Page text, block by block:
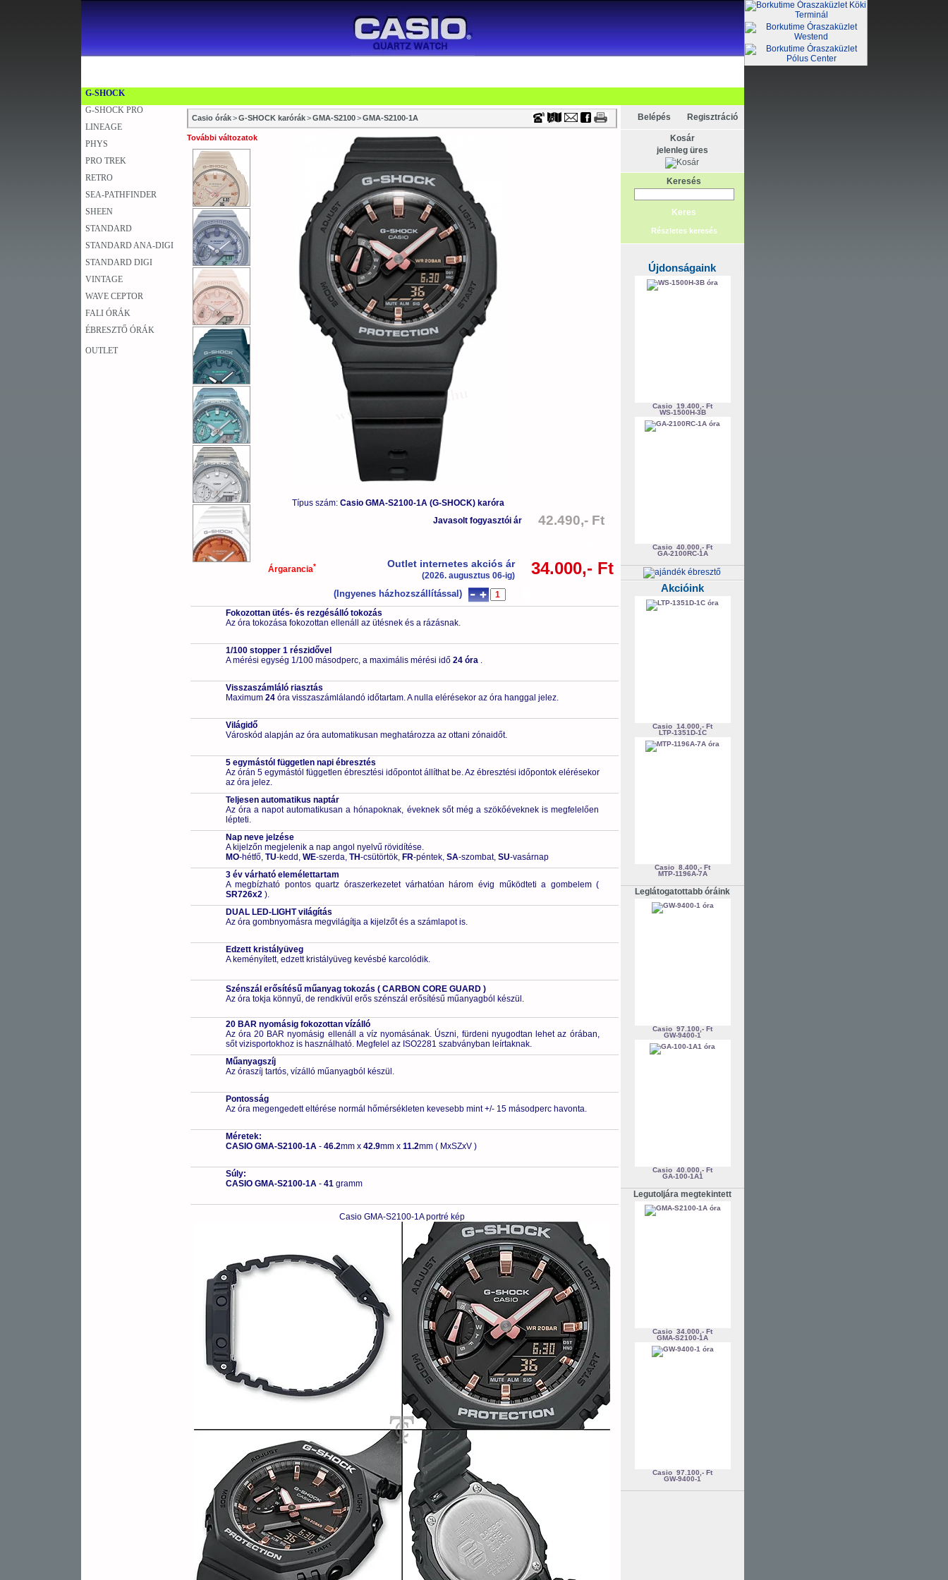
Timecenter
EDIFICE
G-SHOCK
G-SHOCK PRO
LINEAGE
PHYS
PRO TREK
RETRO
SEA-PATHFINDER
SHEEN
STANDARD
STANDARD ANA-DIGI
STANDARD DIGI
VINTAGE
WAVE CEPTOR
FALI ÓRÁK
ÉBRESZTŐ ÓRÁK
OUTLET
Casio órák > G-SHOCK karórák > GMA-S2100 > GMA-S2100-1A
További változatok
Típus szám: Casio GMA-S2100-1A (G-SHOCK) karóra
Javasolt fogyasztói ár
42.490,- Ft
Árgarancia* Outlet internetes akciós ár
(2026. augusztus 06-ig) 34.000,- Ft
(Ingyenes házhozszállítással)
Fokozottan ütés- és rezgésálló tokozás
Az óra tokozása fokozottan ellenáll az ütésnek és a rázásnak.
1/100 stopper 1 részidővel
A mérési egység 1/100 másodperc, a maximális mérési idő 24 óra .
Visszaszámláló riasztás
Maximum 24óra visszaszámlálandó időtartam. A nulla elérésekor az óra hanggal jelez.
Világidő
Városkód alapján az óra automatikusan meghatározza az ottani zónaidőt.
5 egymástól független napi ébresztés
Az órán 5 egymástól független ébresztési időpontot állíthat be. Az ébresztési időpontok elérésekor
az óra jelez.
Teljesen automatikus naptár
Az óra a napot automatikusan a hónapoknak, éveknek sőt még a szökőéveknek is megfelelően
lépteti.
Nap neve jelzése
A kijelzőn megjelenik a nap angol nyelvű rövidítése.
MO-hétfő, TU-kedd, WE-szerda, TH-csütörtök, FR-péntek, SA-szombat, SU-vasárnap
3 év várható elemélettartam
A megbízható pontos quartz óraszerkezetet várhatóan három évig működteti a gombelem (
SR726x2).
DUAL LED-LIGHT világítás
Az óra gombnyomásra megvilágítja a kijelzőt és a számlapot is.
Edzett kristályüveg
A keményített, edzett kristályüveg kevésbé karcolódik.
Szénszál erősítésű műanyag tokozás ( CARBON CORE GUARD )
Az óra tokja könnyű, de rendkívül erős szénszál erősítésű műanyagból készül.
20 BAR nyomásig fokozottan vízálló
Az óra 20 BAR nyomásig ellenáll a víz nyomásának. Úszni, fürdeni nyugodtan lehet az órában,
sőt vizisportokhoz is használható. Megfelel az ISO2281 szabványban leírtaknak.
Műanyagszíj
Az óraszíj tartós, vízálló műanyagból készül.
Pontosság
Az óra megengedett eltérése normál hőmérsékleten kevesebb mint +/- 15 másodperc havonta.
Méretek:
CASIO GMA-S2100-1A- 46.2mm x 42.9mm x 11.2mm ( MxSZxV )
Súly:
CASIO GMA-S2100-1A- 41 gramm
Casio GMA-S2100-1A portré kép
Belépés Regisztráció
Kosár
jelenleg üres
Keresés
Részletes keresés
Újdonságaink
Casio 19.400,- Ft
WS-1500H-3B
Casio 40.000,- Ft
GA-2100RC-1A
Akcióink
Casio 14.000,- Ft
LTP-1351D-1C
Casio 8.400,- Ft
MTP-1196A-7A
Leglátogatottabb óráink
Casio 97.100,- Ft
GW-9400-1
Casio 40.000,- Ft
GA-100-1A1
Legutoljára megtekintett
Casio 34.000,- Ft
GMA-S2100-1A
Casio 97.100,- Ft
GW-9400-1